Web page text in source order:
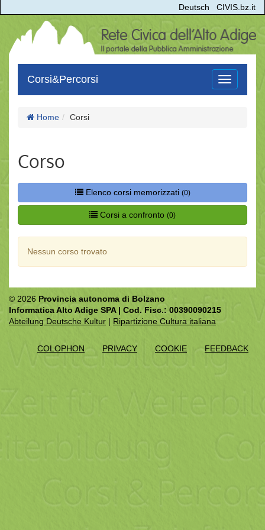
Deutsch CIVIS.bz.it
Toggle
navigation
Corsi&Percorsi
Home Corsi
Corso
Elenco corsi memorizzati (0)
Corsi a confronto (0)
Nessun corso trovato
© 2026 Provincia autonoma di Bolzano
Informatica Alto Adige SPA | Cod. Fisc.: 00390090215
Abteilung Deutsche Kultur | Ripartizione Cultura italiana
COLOPHON PRIVACY COOKIE FEEDBACK